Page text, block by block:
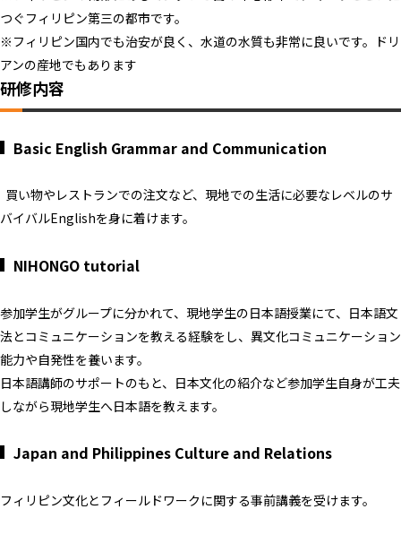
つぐフィリピン第三の都市です。
※フィリピン国内でも治安が良く、水道の水質も非常に良いです。ドリ
アンの産地でもあります
研修内容
Basic English Grammar and Communication
買い物やレストランでの注文など、現地での生活に必要なレベルのサ
バイバルEnglishを身に着けます。
NIHONGO tutorial
参加学生がグループに分かれて、現地学生の日本語授業にて、日本語文
法とコミュニケーションを教える経験をし、異文化コミュニケーション
能力や自発性を養います。
日本語講師のサポートのもと、日本文化の紹介など参加学生自身が工夫
しながら現地学生へ日本語を教えます。
Japan and Philippines Culture and Relations
フィリピン文化とフィールドワークに関する事前講義を受けます。